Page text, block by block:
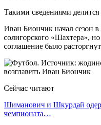
Такими сведениями делится
Иван Биончик начал сезон в
солигорского «Шахтера»,
соглашение было
Сейчас читают
Шиманович и Шкурдай
чемпионата…